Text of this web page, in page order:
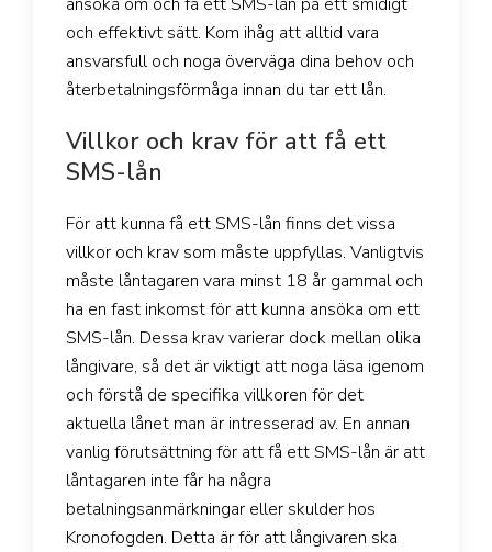
och effektivt sätt. Kom ihåg att alltid vara
ansvarsfull och noga överväga dina behov och
återbetalningsförmåga innan du tar ett lån.
Villkor och krav för att få ett
SMS-lån
För att kunna få ett SMS-lån finns det vissa
villkor och krav som måste uppfyllas. Vanligtvis
måste låntagaren vara minst 18 år gammal och
ha en fast inkomst för att kunna ansöka om ett
SMS-lån. Dessa krav varierar dock mellan olika
långivare, så det är viktigt att noga läsa igenom
och förstå de specifika villkoren för det
aktuella lånet man är intresserad av. En annan
vanlig förutsättning för att få ett SMS-lån är att
låntagaren inte får ha några
betalningsanmärkningar eller skulder hos
Kronofogden. Detta är för att långivaren ska